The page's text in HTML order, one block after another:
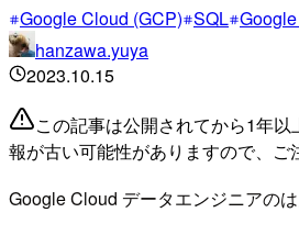
Google Cloud (GCP) SQL
hanzawa.yuya
2023.10.15
この記事は公開されてから1年
報が古い可能性がありますので、ご
Google Cloud データエンジニアのは